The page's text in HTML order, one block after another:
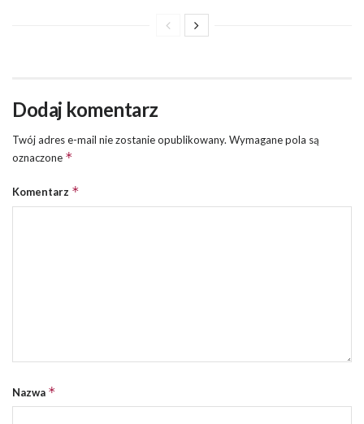
Dodaj komentarz
Twój adres e-mail nie zostanie opublikowany. Wymagane pola są
oznaczone *
Komentarz *
Nazwa *